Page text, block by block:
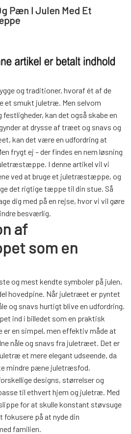
Pæn I Julen Med Et
og traditioner, hvoraf ét af de
et smukt juletræ. Men selvom
kan det også skabe en
at drysse af træet og snavs og
kan det være en udfordring at
frygt ej – der findes en nem løsning
I denne artikel vil vi
ved at bruge et juletræstæppe, og
det rigtige tæppe til din stue. Så
dig med på en rejse, hvor vi vil gøre
besværlig.
af
som en
og mest kendte symboler på julen,
hovedpine. Når juletræet er pyntet
og snavs hurtigt blive en udfordring.
ind i billedet som en praktisk
en simpel, men effektiv måde at
nåle og snavs fra juletræet. Det er
et mere elegant udseende, da
mindre pæne juletræsfod.
designs, størrelser og
til ethvert hjem og juletræ. Med
for at skulle konstant støvsuge
fokusere på at nyde din
familien.